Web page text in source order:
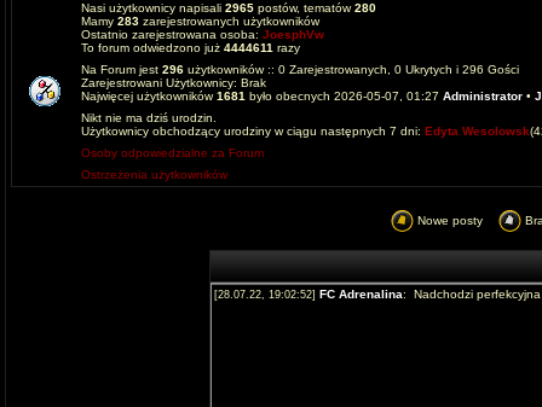
Nasi użytkownicy napisali 2965 postów, tematów280
Mamy 283 zarejestrowanych użytkowników
Ostatnio zarejestrowana osoba: JoesphVw
To forum odwiedzono już 4444611 razy
Na Forum jest 296 użytkowników :: 0 Zarejestrowanych, 0 Ukrytych i 296 Gości
Zarejestrowani Użytkownicy: Brak
Najwięcej użytkowników1681 było obecnych 2026-05-07, 01:27 Administrator •
Nikt nie ma dziś urodzin.
Użytkownicy obchodzący urodziny w ciągu następnych 7 dni: Edyta Wesolowsk
Osoby odpowiedzialne za Forum
Ostrzeżenia użytkowników
Nowe posty